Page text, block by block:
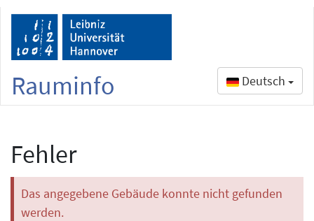
Rauminfo Deutsch
Fehler
Das angegebene Gebäude konnte nicht gefunden
werden.